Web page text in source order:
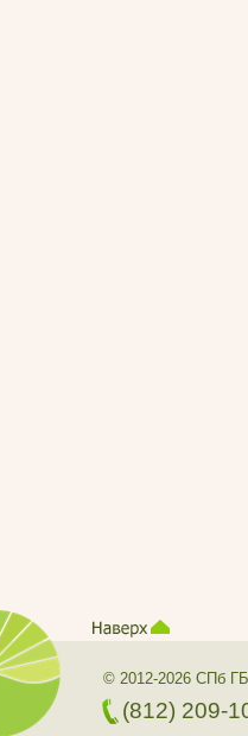
© 2012-2026 СПб
(812) 209-